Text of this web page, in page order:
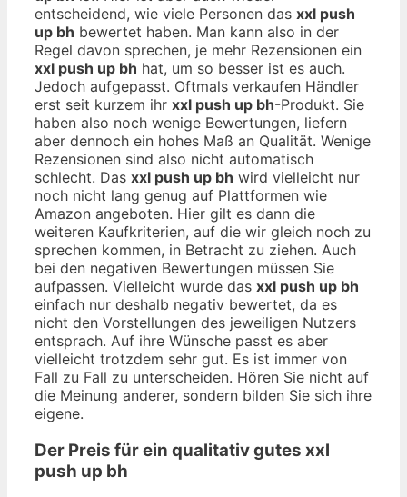
entscheidend, wie viele Personen das xxl push
up bh bewertet haben. Man kann also in der
Regel davon sprechen, je mehr Rezensionen ein
xxl push up bh hat, um so besser ist es auch.
Jedoch aufgepasst. Oftmals verkaufen Händler
erst seit kurzem ihr xxl push up bh-Produkt. Sie
haben also noch wenige Bewertungen, liefern
aber dennoch ein hohes Maß an Qualität. Wenige
Rezensionen sind also nicht automatisch
schlecht. Das xxl push up bh wird vielleicht nur
noch nicht lang genug auf Plattformen wie
Amazon angeboten. Hier gilt es dann die
weiteren Kaufkriterien, auf die wir gleich noch zu
sprechen kommen, in Betracht zu ziehen. Auch
bei den negativen Bewertungen müssen Sie
aufpassen. Vielleicht wurde das xxl push up bh
einfach nur deshalb negativ bewertet, da es
nicht den Vorstellungen des jeweiligen Nutzers
entsprach. Auf ihre Wünsche passt es aber
vielleicht trotzdem sehr gut. Es ist immer von
Fall zu Fall zu unterscheiden. Hören Sie nicht auf
die Meinung anderer, sondern bilden Sie sich ihre
eigene.
Der Preis für ein qualitativ gutes xxl
push up bh